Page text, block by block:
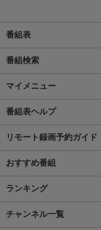
番組表
番組検索
マイメニュー
番組表ヘルプ
リモート録画予約ガイド
おすすめ番組
ランキング
チャンネル一覧